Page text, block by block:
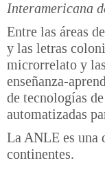
Interamericana
Entre las áreas
y las letras
microrrelato y
enseñanza-
de tecnologías
automatizadas
La ANLE es una
continentes.